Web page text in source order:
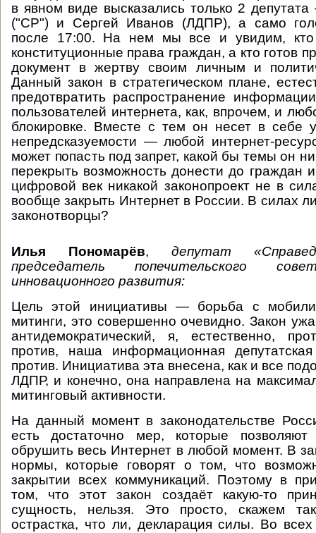
в явном виде высказались только 2
("СР") и Сергей Иванов (ЛДПР), а само
после 17:00. На нем мы все и увидим, кто
конституционные права граждан, а кто готов
документ в жертву своим личным и
Данный закон в стратегическом плане,
предотвратить распространение
пользователей интернета, как, впрочем, и
блокировке. Вместе с тем он несет в себе
непредсказуемости — любой интернет-
может попасть под запрет, какой бы темы он
перекрыть возможность донести до
цифровой век никакой законопроект не в
вообще закрыть Интернет в России. В силах
законотворцы?
Илья Пономарёв, депутат
председатель попечительского
инновационного развития:
Цель этой инициативы — борьба с
митинги, это совершенно очевидно. Закон
антидемократический, я, естественно,
против, наша информационная
против. Инициатива эта внесена, как и все
ЛДПР, и конечно, она направлена на
митинговый активности.
На данный момент в законодательстве
есть достаточно мер, которые
обрушить весь Интернет в любой момент. В
нормы, которые говорят о том, что
закрытии всех коммуникаций. Поэтому в
том, что этот закон создаёт какую-то
сущность, нельзя. Это просто, скажем
острастка, что ли, декларация силы. Во